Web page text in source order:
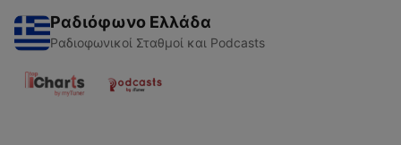
Ραδιόφωνο Ελλάδα
Ραδιοφωνικοί Σταθμοί και Podcasts